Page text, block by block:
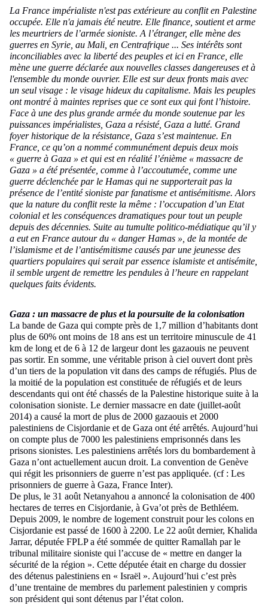
La France impérialiste n'est pas extérieure au conflit en Palestine
occupée. Elle n'a jamais été neutre. Elle finance, soutient et arme
les meurtriers de l’armée sioniste. A l’étranger, elle mène des
guerres en Syrie, au Mali, en Centrafrique ... Ses intérêts sont
inconciliables avec la liberté des peuples et ici en France, elle
mène une guerre déclarée aux nouvelles classes dangereuses et à
l'ensemble du monde ouvrier. Elle est sur deux fronts mais avec
un seul visage : le visage hideux du capitalisme. Mais les peuples
ont montré à maintes reprises que ce sont eux qui font l’histoire.
Face à une des plus grande armée du monde soutenue par les
puissances impérialistes, Gaza a résisté, Gaza a lutté. Grand
foyer historique de la résistance, Gaza s’est maintenue. En
France, ce qu’on a nommé communément depuis deux mois
« guerre à Gaza » et qui est en réalité l’énième « massacre de
Gaza » a été présentée, comme à l’accoutumée, comme une
guerre déclenchée par le Hamas qui ne supporterait pas la
présence de l’entité sioniste par fanatisme et antisémitisme. Alors
que la nature du conflit reste la même : l’occupation d’un Etat
colonial et les conséquences dramatiques pour tout un peuple
depuis des décennies. Suite au tumulte politico-médiatique qu’il y
a eut en France autour du « danger Hamas », de la montée de
l’islamisme et de l’antisémitisme causés par une jeunesse des
quartiers populaires qui serait par essence islamiste et antisémite,
il semble urgent de remettre les pendules à l’heure en rappelant
quelques faits évidents.
Gaza : un massacre de plus et la poursuite de la colonisation
La bande de Gaza qui compte près de 1,7 million d’habitants dont
plus de 60% ont moins de 18 ans est un territoire minuscule de 41
km de long et de 6 à 12 de largeur dont les gazaouis ne peuvent
pas sortir. En somme, une véritable prison à ciel ouvert dont près
d’un tiers de la population vit dans des camps de réfugiés. Plus de
la moitié de la population est constituée de réfugiés et de leurs
descendants qui ont été chassés de la Palestine historique suite à la
colonisation sioniste. Le dernier massacre en date (juillet-août
2014) a causé la mort de plus de 2000 gazaouis et 2000
palestiniens de Cisjordanie et de Gaza ont été arrêtés. Aujourd’hui
on compte plus de 7000 les palestiniens emprisonnés dans les
prisons sionistes. Les palestiniens arrêtés lors du bombardement à
Gaza n’ont actuellement aucun droit. La convention de Genève
qui régit les prisonniers de guerre n’est pas appliquée. (cf : Les
prisonniers de guerre à Gaza, France Inter).
De plus, le 31 août Netanyahou a annoncé la colonisation de 400
hectares de terres en Cisjordanie, à Gva’ot près de Bethléem.
Depuis 2009, le nombre de logement construit pour les colons en
Cisjordanie est passé de 1600 à 2200. Le 22 août dernier, Khalida
Jarrar, députée FPLP a été sommée de quitter Ramallah par le
tribunal militaire sioniste qui l’accuse de « mettre en danger la
sécurité de la région ». Cette députée était en charge du dossier
des détenus palestiniens en « Israël ». Aujourd’hui c’est près
d’une trentaine de membres du parlement palestinien y compris
son président qui sont détenus par l’état colon.